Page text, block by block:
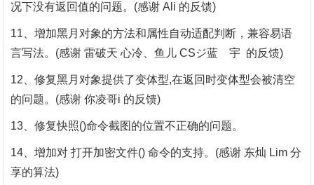
况下没有返回值的问题。(感谢 Ali 的反馈)
11、增加黑月对象的方法和属性自动适配判断，兼容易语
言写法。(感谢 雷破天 心冷、鱼儿 CSジ蓝ゞ宇 的反馈)
12、修复黑月对象提供了变体型,在返回时变体型会被清空
的问题。(感谢 你凌哥i 的反馈)
13、修复快照()命令截图的位置不正确的问题。
14、增加对 打开加密文件() 命令的支持。(感谢 东灿 Lim 分
享的算法)